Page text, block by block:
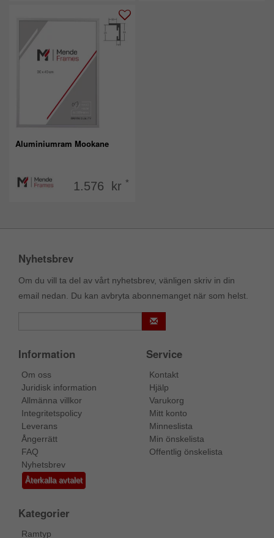
Aluminiumram Mookane
1.576 kr *
Nyhetsbrev
Om du vill ta del av vårt nyhetsbrev, vänligen skriv in din
email nedan. Du kan avbryta abonnemanget när som helst.
Information
Om oss
Juridisk information
Allmänna villkor
Integritetspolicy
Leverans
Ångerrätt
FAQ
Nyhetsbrev
Återkalla avtalet
Service
Kontakt
Hjälp
Varukorg
Mitt konto
Minneslista
Min önskelista
Offentlig önskelista
Kategorier
Ramtyp